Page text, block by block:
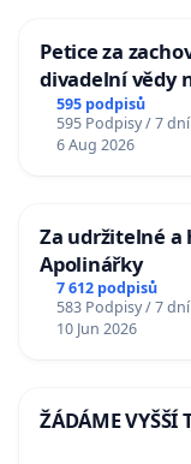
Petice za
divadelní vědy
595 podpisů
595 Podpisy / 7 dní
6 Aug 2026
Za udržitelné a
Apolinářky
7 612 podpisů
583 Podpisy / 7 dní
10 Jun 2026
ŽÁDÁME VYŠŠÍ